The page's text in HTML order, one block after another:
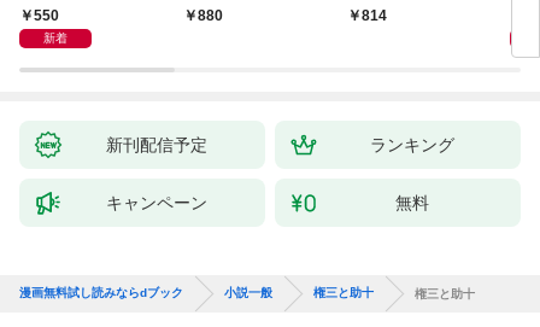
550
新着
聞（1）～
880 814
新刊配信予定 ランキング
キャンペーン 無料
漫画無料試し読みならdブック 小説一般 権三と助十 権三と助十